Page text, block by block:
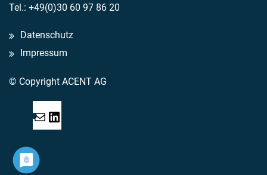
Tel.: +49(0)30 60 97 86 20
Datenschutz
Impressum
© Copyright ACENT AG
Mail